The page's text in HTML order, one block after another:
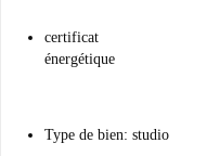
certificat
énergétique
Type de bien: studio